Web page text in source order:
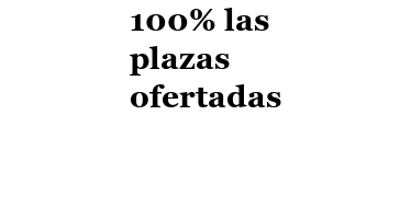
100% las
plazas
ofertadas